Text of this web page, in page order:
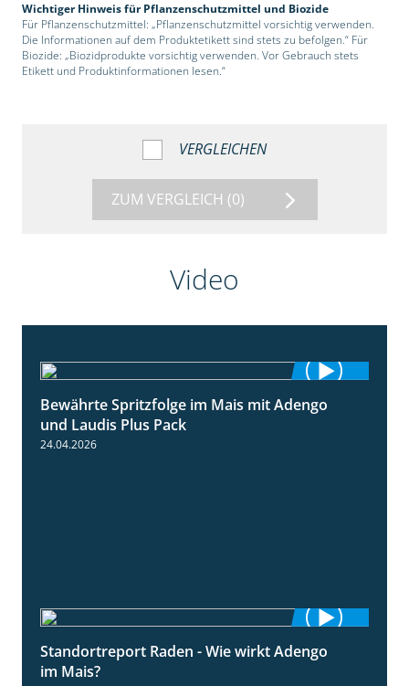
Wichtiger Hinweis für Pflanzenschutzmittel und Biozide
Für Pflanzenschutzmittel: „Pflanzenschutzmittel vorsichtig verwenden.
Die Informationen auf dem Produktetikett sind stets zu befolgen.“ Für
Biozide: „Biozidprodukte vorsichtig verwenden. Vor Gebrauch stets
Etikett und Produktinformationen lesen.“
VERGLEICHEN
ZUM VERGLEICH (0)
Video
1:22
Bewährte Spritzfolge im Mais mit Adengo
und Laudis Plus Pack
24.04.2026
5:53
Standortreport Raden - Wie wirkt Adengo
im Mais?